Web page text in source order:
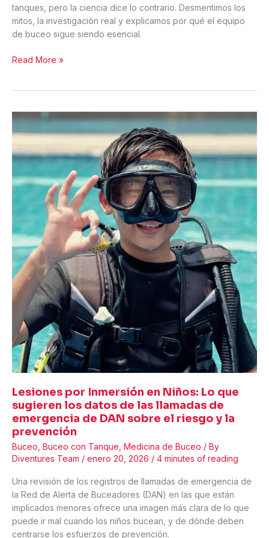
tanques, pero la ciencia dice lo contrario. Desmentimos los
mitos, la investigación real y explicamos por qué el equipo
de buceo sigue siendo esencial.
Branquias
bajo
agua:
dónde
termina
la
ciencia
comienza
la
ciencia
ficción
Read More »
Lesiones por Inmersión en Niños: Lo que
sugieren los datos de las llamadas de
emergencia de DAN sobre el riesgo y la
prevención
Buceo Buceo con Tanque Medicina de Buceo / By
Diventures Team / enero 20, 2026 / 4 minutes of reading
Una revisión de los registros de llamadas de emergencia de
la Red de Alerta de Buceadores (DAN) en las que están
implicados menores ofrece una imagen más clara de lo que
puede ir mal cuando los niños bucean, y de dónde deben
centrarse los esfuerzos de prevención.